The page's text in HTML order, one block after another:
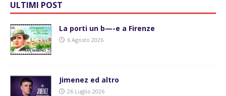
ULTIMI POST
La porti un b—-e a Firenze
6 Agosto 2026
Jimenez ed altro
26 Luglio 2026